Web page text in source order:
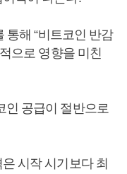
통해 “비트코인 반감
으로 영향을 미친
인 공급이 절반으로
시작 시기보다 최